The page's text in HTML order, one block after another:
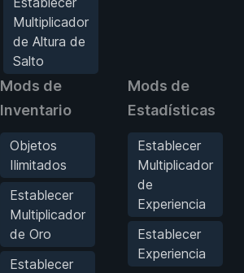
Multiplicador
de Altura de
Salto
Mods de
Inventario
Objetos
Ilimitados
Establecer
Multiplicador
de Oro
Establecer
Mods de
Estadísticas
Establecer
Multiplicador
de
Experiencia
Establecer
Experiencia